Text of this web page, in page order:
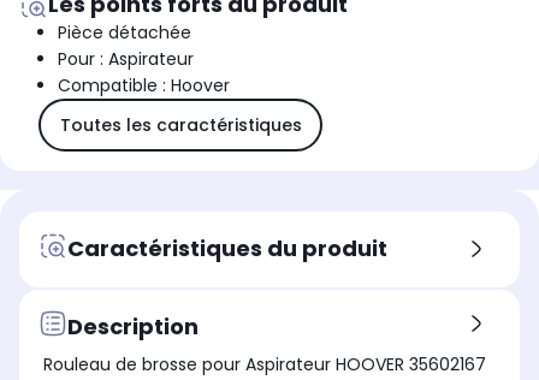
Pièce détachée
Pour : Aspirateur
Compatible : Hoover
Toutes les caractéristiques
Caractéristiques du produit
Description
Rouleau de brosse pour Aspirateur HOOVER 35602167